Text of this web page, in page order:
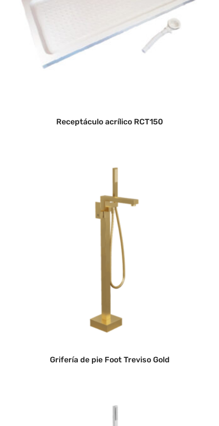
Receptáculo acrílico RCT150
Grifería de pie Foot Treviso Gold